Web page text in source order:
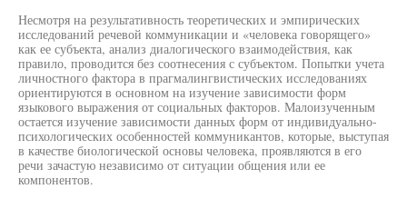
Несмотря на результативность теоретических и эмпирических
исследований речевой коммуникации и «человека говорящего»
как ее субъекта, анализ диалогического взаимодействия, как
правило, проводится без соотнесения с субъектом. Попытки учета
личностного фактора в прагмалингвистических исследованиях
ориентируются в основном на изучение зависимости форм
языкового выражения от социальных факторов. Малоизученным
остается изучение зависимости данных форм от индивидуально-
психологических особенностей коммуникантов, которые, выступая
в качестве биологической основы человека, проявляются в его
речи зачастую независимо от ситуации общения или ее
компонентов.